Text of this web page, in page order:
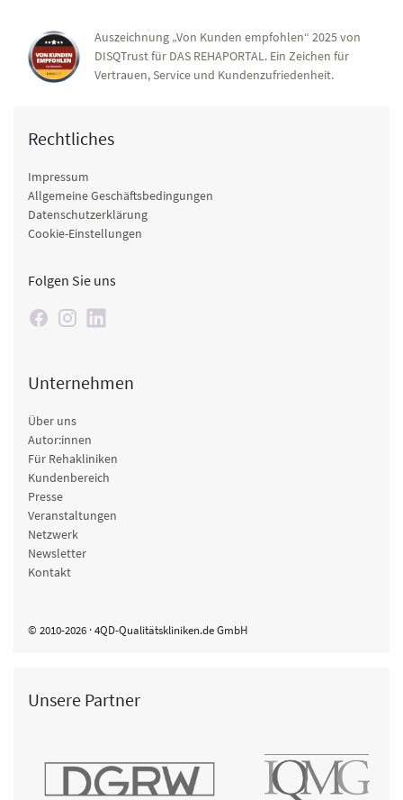
Auszeichnung „Von Kunden empfohlen“ 2025 von
DISQTrust für DAS REHAPORTAL. Ein Zeichen für
Vertrauen, Service und Kundenzufriedenheit.
Rechtliches
Impressum
Allgemeine Geschäftsbedingungen
Datenschutzerklärung
Cookie-Einstellungen
Folgen Sie uns
Unternehmen
Über uns
Autor:innen
Für Rehakliniken
Kundenbereich
Presse
Veranstaltungen
Netzwerk
Newsletter
Kontakt
© 2010-2026 · 4QD-Qualitätskliniken.de GmbH
Unsere Partner